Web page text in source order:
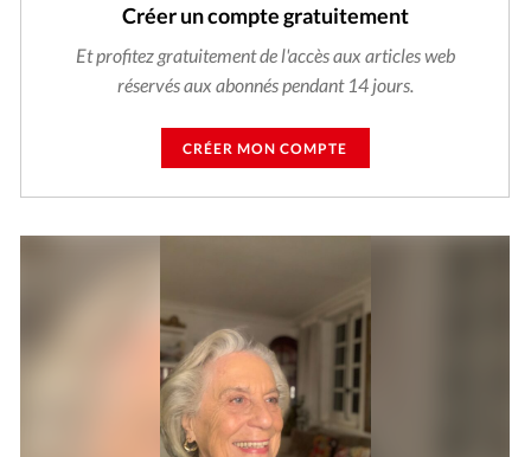
Créer un compte gratuitement
Et profitez gratuitement de l'accès aux articles web
réservés aux abonnés pendant 14 jours.
CRÉER MON COMPTE